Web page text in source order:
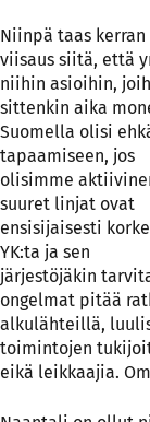
Niinpä taas
viisaus siitä, että
niihin asioihin,
sittenkin aika
Suomella olisi
tapaamiseen, jos
olisimme
suuret linjat ovat
ensisijaisesti
YK:ta ja sen
järjestöjäkin
ongelmat pitää
alkulähteillä,
toimintojen
eikä leikkaajia.